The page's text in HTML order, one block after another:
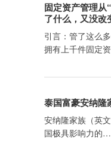
固定资产管理从
了什么，又没改
引言：管了这么
拥有上千件固定
泰国富豪安纳隆
安纳隆家族（英
国极具影响力的…